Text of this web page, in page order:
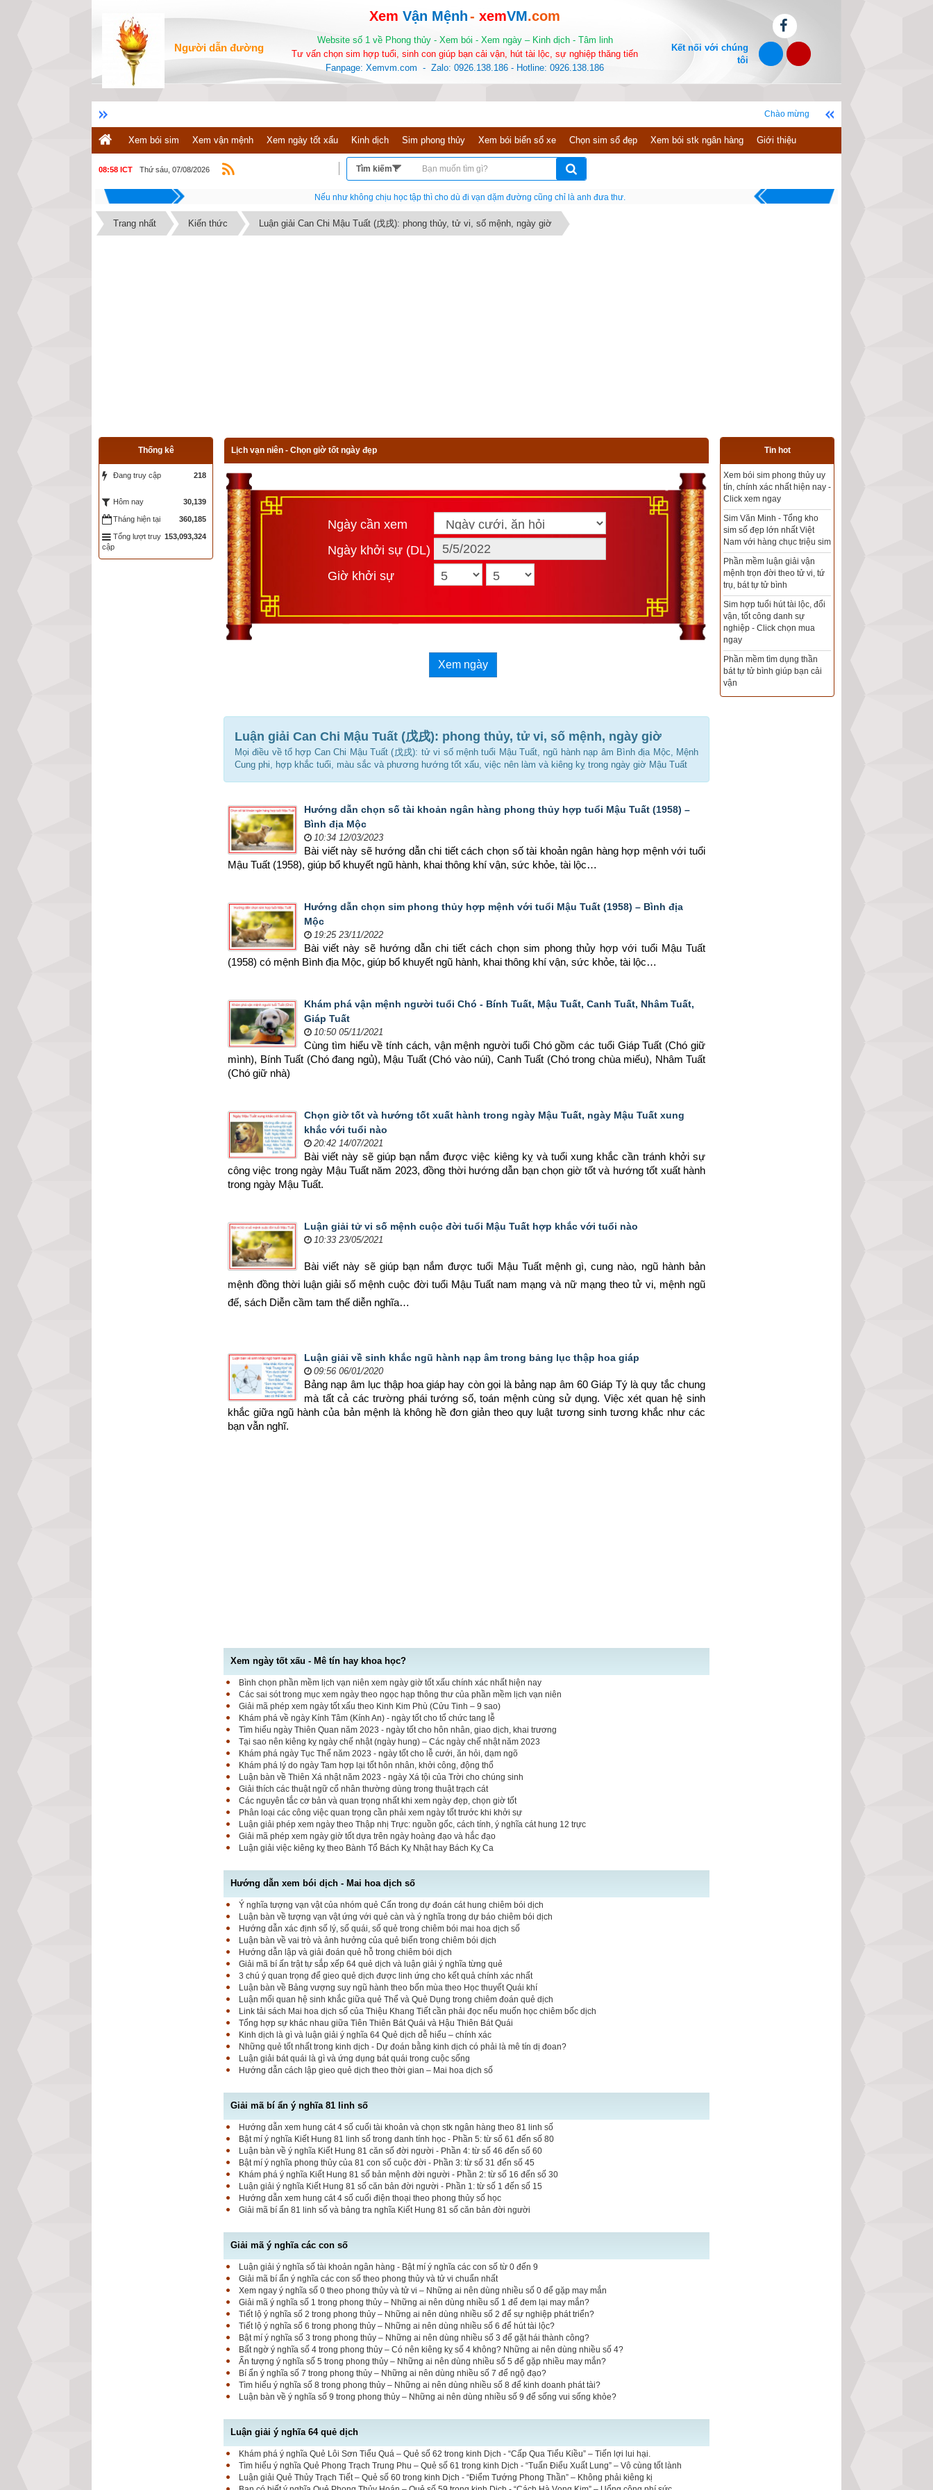
Người dẫn đường
Xem Vận Mệnh- xemVM.com
Website số 1 về Phong thủy - Xem bói - Xem ngày – Kinh dịch - Tâm linh
Tư vấn chọn sim hợp tuổi, sinh con giúp bạn cải vận, hút tài lộc, sự nghiệp thăng tiến
Fanpage: Xemvm.com - Zalo: 0926.138.186 - Hotline: 0926.138.186
Kết nối với chúng
tôi
Chào mừng bạn đến với website xemvm.com, chúc
Xem bói sim Xem vận mệnh Xem ngày tốt xấu Kinh dịch Sim phong thủy Xem bói biển số xe Chọn sim số đẹp Xem bói stk ngân hàng Giới thiệu
08:58 ICT Thứ sáu, 07/08/2026
Nếu như không chịu học tập thì cho dù đi vạn dặm đường cũng chỉ là anh đưa thư.
Trang nhất Kiến thức Luận giải Can Chi Mậu Tuất (戊戌): phong thủy, tử vi, số mệnh, ngày giờ
Lịch vạn niên - Chọn giờ tốt ngày đẹp
Ngày cần xem
Ngày khởi sự (DL)
Giờ khởi sự
Xem ngày
Luận giải Can Chi Mậu Tuất (戊戌): phong thủy, tử vi, số mệnh, ngày giờ
Mọi điều về tổ hợp Can Chi Mậu Tuất (戊戌): tử vi số mệnh tuổi Mậu Tuất, ngũ hành nạp âm Bình địa Mộc, Mệnh
Cung phi, hợp khắc tuổi, màu sắc và phương hướng tốt xấu, việc nên làm và kiêng kỵ trong ngày giờ Mậu Tuất
Hướng dẫn chọn số tài khoản ngân hàng phong thủy hợp tuổi Mậu Tuất (1958) –
Bình địa Mộc
10:34 12/03/2023
Bài viết này sẽ hướng dẫn chi tiết cách chọn số tài khoản ngân hàng hợp mệnh với tuổi
Mậu Tuất (1958), giúp bổ khuyết ngũ hành, khai thông khí vận, sức khỏe, tài lộc…
Hướng dẫn chọn sim phong thủy hợp mệnh với tuổi Mậu Tuất (1958) – Bình địa
Mộc
19:25 23/11/2022
Bài viết này sẽ hướng dẫn chi tiết cách chọn sim phong thủy hợp với tuổi Mậu Tuất
(1958) có mệnh Bình địa Mộc, giúp bổ khuyết ngũ hành, khai thông khí vận, sức khỏe, tài lộc…
Khám phá vận mệnh người tuổi Chó - Bính Tuất, Mậu Tuất, Canh Tuất, Nhâm Tuất,
Giáp Tuất
10:50 05/11/2021
Cùng tìm hiểu về tính cách, vận mệnh người tuổi Chó gồm các tuổi Giáp Tuất (Chó giữ
mình), Bính Tuất (Chó đang ngủ), Mậu Tuất (Chó vào núi), Canh Tuất (Chó trong chùa miếu), Nhâm Tuất
(Chó giữ nhà)
Chọn giờ tốt và hướng tốt xuất hành trong ngày Mậu Tuất, ngày Mậu Tuất xung
khắc với tuổi nào
20:42 14/07/2021
Bài viết này sẽ giúp bạn nắm được việc kiêng kỵ và tuổi xung khắc cần tránh khởi sự
công việc trong ngày Mậu Tuất năm 2023, đồng thời hướng dẫn bạn chọn giờ tốt và hướng tốt xuất hành
trong ngày Mậu Tuất.
Luận giải tử vi số mệnh cuộc đời tuổi Mậu Tuất hợp khắc với tuổi nào
10:33 23/05/2021
Bài viết này sẽ giúp bạn nắm được tuổi Mậu Tuất mệnh gì, cung nào, ngũ hành bản
mệnh đồng thời luận giải số mệnh cuộc đời tuổi Mậu Tuất nam mạng và nữ mạng theo tử vi, mệnh ngũ
đế, sách Diễn cầm tam thế diễn nghĩa…
Luận giải về sinh khắc ngũ hành nạp âm trong bảng lục thập hoa giáp
09:56 06/01/2020
Bảng nạp âm lục thập hoa giáp hay còn gọi là bảng nạp âm 60 Giáp Tý là quy tắc chung
mà tất cả các trường phái tướng số, toán mệnh cùng sử dụng. Việc xét quan hệ sinh
khắc giữa ngũ hành của bản mệnh là không hề đơn giản theo quy luật tương sinh tương khắc như các
bạn vẫn nghĩ.
Xem ngày tốt xấu - Mê tín hay khoa học?
Bình chọn phần mềm lịch vạn niên xem ngày giờ tốt xấu chính xác nhất hiện nay
Các sai sót trong mục xem ngày theo ngọc hạp thông thư của phần mềm lịch vạn niên
Giải mã phép xem ngày tốt xấu theo Kinh Kim Phù (Cửu Tinh – 9 sao)
Khám phá về ngày Kính Tâm (Kính An) - ngày tốt cho tổ chức tang lễ
Tìm hiểu ngày Thiên Quan năm 2023 - ngày tốt cho hôn nhân, giao dịch, khai trương
Tại sao nên kiêng kỵ ngày chế nhật (ngày hung) – Các ngày chế nhật năm 2023
Khám phá ngày Tục Thế năm 2023 - ngày tốt cho lễ cưới, ăn hỏi, dạm ngõ
Khám phá lý do ngày Tam hợp lại tốt hôn nhân, khởi công, động thổ
Luận bàn về Thiên Xá nhật năm 2023 - ngày Xá tội của Trời cho chúng sinh
Giải thích các thuật ngữ cổ nhân thường dùng trong thuật trạch cát
Các nguyên tắc cơ bản và quan trọng nhất khi xem ngày đẹp, chọn giờ tốt
Phân loại các công việc quan trọng cần phải xem ngày tốt trước khi khởi sự
Luận giải phép xem ngày theo Thập nhị Trực: nguồn gốc, cách tính, ý nghĩa cát hung 12 trực
Giải mã phép xem ngày giờ tốt dựa trên ngày hoàng đạo và hắc đạo
Luận giải việc kiêng kỵ theo Bành Tổ Bách Kỵ Nhật hay Bách Kỵ Ca
Hướng dẫn xem bói dịch - Mai hoa dịch số
Ý nghĩa tượng vạn vật của nhóm quẻ Cấn trong dự đoán cát hung chiêm bói dịch
Luận bàn về tượng vạn vật ứng với quẻ càn và ý nghĩa trong dự báo chiêm bói dịch
Hướng dẫn xác định số lý, số quái, số quẻ trong chiêm bói mai hoa dịch số
Luận bàn về vai trò và ảnh hưởng của quẻ biến trong chiêm bói dịch
Hướng dẫn lập và giải đoán quẻ hỗ trong chiêm bói dịch
Giải mã bí ấn trật tự sắp xếp 64 quẻ dịch và luận giải ý nghĩa từng quẻ
3 chú ý quan trọng để gieo quẻ dịch được linh ứng cho kết quả chính xác nhất
Luận bàn về Bảng vượng suy ngũ hành theo bốn mùa theo Học thuyết Quái khí
Luận mối quan hệ sinh khắc giữa quẻ Thể và Quẻ Dụng trong chiêm đoán quẻ dịch
Link tải sách Mai hoa dịch số của Thiệu Khang Tiết cần phải đọc nếu muốn học chiêm bốc dịch
Tổng hợp sự khác nhau giữa Tiên Thiên Bát Quái và Hậu Thiên Bát Quái
Kinh dịch là gì và luận giải ý nghĩa 64 Quẻ dịch dễ hiểu – chính xác
Những quẻ tốt nhất trong kinh dịch - Dự đoán bằng kinh dịch có phải là mê tín dị đoan?
Luận giải bát quái là gì và ứng dụng bát quái trong cuộc sống
Hướng dẫn cách lập gieo quẻ dịch theo thời gian – Mai hoa dịch số
Giải mã bí ẩn ý nghĩa 81 linh số
Hướng dẫn xem hung cát 4 số cuối tài khoản và chọn stk ngân hàng theo 81 linh số
Bật mí ý nghĩa Kiết Hung 81 linh số trong danh tính học - Phần 5: từ số 61 đến số 80
Luận bàn về ý nghĩa Kiết Hung 81 căn số đời người - Phần 4: từ số 46 đến số 60
Bật mí ý nghĩa phong thủy của 81 con số cuộc đời - Phần 3: từ số 31 đến số 45
Khám phá ý nghĩa Kiết Hung 81 số bản mệnh đời người - Phần 2: từ số 16 đến số 30
Luận giải ý nghĩa Kiết Hung 81 số căn bản đời người - Phần 1: từ số 1 đến số 15
Hướng dẫn xem hung cát 4 số cuối điện thoại theo phong thủy số học
Giải mã bí ẩn 81 linh số và bảng tra nghĩa Kiết Hung 81 số căn bản đời người
Giải mã ý nghĩa các con số
Luận giải ý nghĩa số tài khoản ngân hàng - Bật mí ý nghĩa các con số từ 0 đến 9
Giải mã bí ẩn ý nghĩa các con số theo phong thủy và tử vi chuẩn nhất
Xem ngay ý nghĩa số 0 theo phong thủy và tử vi – Những ai nên dùng nhiều số 0 để gặp may mắn
Giải mã ý nghĩa số 1 trong phong thủy – Những ai nên dùng nhiều số 1 để đem lại may mắn?
Tiết lộ ý nghĩa số 2 trong phong thủy – Những ai nên dùng nhiều số 2 để sự nghiệp phát triển?
Tiết lộ ý nghĩa số 6 trong phong thủy – Những ai nên dùng nhiều số 6 để hút tài lộc?
Bật mí ý nghĩa số 3 trong phong thủy – Những ai nên dùng nhiều số 3 để gặt hái thành công?
Bất ngờ ý nghĩa số 4 trong phong thủy – Có nên kiêng kỵ số 4 không? Những ai nên dùng nhiều số 4?
Ấn tượng ý nghĩa số 5 trong phong thủy – Những ai nên dùng nhiều số 5 để gặp nhiều may mắn?
Bí ẩn ý nghĩa số 7 trong phong thủy – Những ai nên dùng nhiều số 7 để ngộ đạo?
Tìm hiểu ý nghĩa số 8 trong phong thủy – Những ai nên dùng nhiều số 8 để kinh doanh phát tài?
Luận bàn về ý nghĩa số 9 trong phong thủy – Những ai nên dùng nhiều số 9 để sống vui sống khỏe?
Luận giải ý nghĩa 64 quẻ dịch
Khám phá ý nghĩa Quẻ Lôi Sơn Tiểu Quá – Quẻ số 62 trong kinh Dịch - “Cấp Qua Tiểu Kiều” – Tiến lợi lui hại.
Tìm hiểu ý nghĩa Quẻ Phong Trạch Trung Phu – Quẻ số 61 trong kinh Dịch - “Tuấn Điểu Xuất Lung” – Vô cùng tốt lành
Luận giải Quẻ Thủy Trạch Tiết – Quẻ số 60 trong kinh Dịch - “Điểm Tướng Phong Thần” – Không phải kiêng kị
Tin hot
Tổng kho sim phong thủy -
Sim hợp tuổi - Sim hợp
Xem bói sim phong thủy
theo khoa học tử vi, tứ trụ
chính xác nhất
Mua sim Thần tài, Thần tài
theo bạn! Giao sim miễn phí
Xem ngày đẹp - chọn ngày
tốt khởi sự theo kinh dịch
chính xác nhất
Tổng Kho Sim Năm sinh 0x -
9x - 8x -7x -6x giá rẻ nhất thị
trường - Click xem ngay
Thống kê
Đang truy cập 218
Hôm nay 30,139
Tháng hiện tại 360,185
Tổng lượt truy
cập
153,093,324